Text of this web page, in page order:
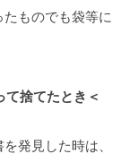
ものでも袋等に
捨てたとき＜
発見した時は、